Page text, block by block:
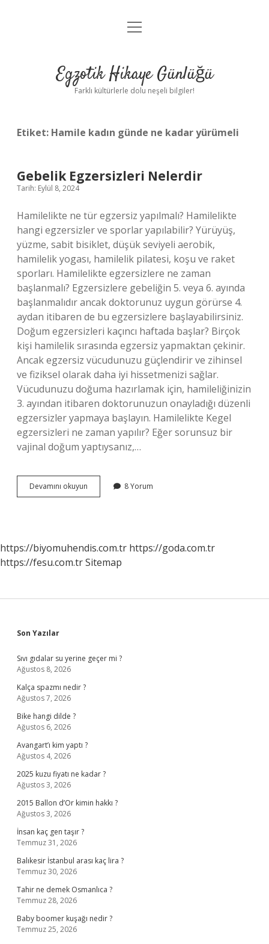
Anasayfa
Yasal Uyarı
menüyü
Egzotik Hikaye Günlüğü
Farklı kültürlerle dolu neşeli bilgiler!
Etiket: Hamile kadın günde ne kadar yürümeli
Gebelik Egzersizleri Nelerdir
Tarih: Eylül 8, 2024
Hamilelikte ne tür egzersiz yapılmalı? Hamilelikte
hangi egzersizler ve sporlar yapılabilir? Yürüyüş,
yüzme, sabit bisiklet, düşük seviyeli aerobik,
hamilelik yogası, hamilelik pilatesi, koşu ve raket
sporları. Hamilelikte egzersizlere ne zaman
başlanmalı? Egzersizlere gebeliğin 5. veya 6. ayında
başlanmalıdır ancak doktorunuz uygun görürse 4.
aydan itibaren de bu egzersizlere başlayabilirsiniz.
Doğum egzersizleri kaçıncı haftada başlar? Birçok
kişi hamilelik sırasında egzersiz yapmaktan çekinir.
Ancak egzersiz vücudunuzu güçlendirir ve zihinsel
ve fiziksel olarak daha iyi hissetmenizi sağlar.
Vücudunuzu doğuma hazırlamak için, hamileliğinizin
3. ayından itibaren doktorunuzun onayladığı düzenli
egzersizler yapmaya başlayın. Hamilelikte Kegel
egzersizleri ne zaman yapılır? Eğer sorunsuz bir
vajinal doğum yaptıysanız,…
Devamını okuyun
Egzersizleri
8 Yorum
https://biyomuhendis.com.tr https://goda.com.tr
https://fesu.com.trSitemap
Sidebar
Son Yazılar
Sıvı gıdalar su yerine geçer mi ?
Ağustos 8, 2026
Kalça spazmı nedir ?
Ağustos 7, 2026
Bike hangi dilde ?
Ağustos 6, 2026
Avangart’ı kim yaptı ?
Ağustos 4, 2026
2025 kuzu fiyatı ne kadar ?
Ağustos 3, 2026
2015 Ballon d’Or kimin hakkı ?
Ağustos 3, 2026
İnsan kaç gen taşır ?
Temmuz 31, 2026
Balıkesir İstanbul arası kaç lira ?
Temmuz 30, 2026
Tahir ne demek Osmanlıca ?
Temmuz 28, 2026
Baby boomer kuşağı nedir ?
Temmuz 25, 2026